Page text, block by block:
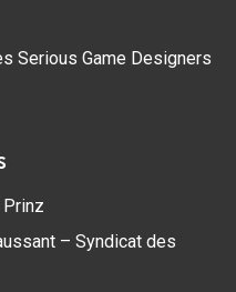
Serious Game Designers
– Syndicat des